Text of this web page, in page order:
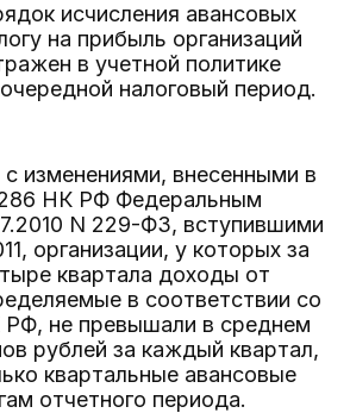
исчисления авансовых
на прибыль организаций
в учетной политике
налоговый период.
с изменениями, внесенными в
286 НК РФ Федеральным
N 229-ФЗ, вступившими
организации, у которых за
квартала доходы от
в соответствии со
РФ, не превышали в среднем
рублей за каждый квартал,
квартальные авансовые
отчетного периода.